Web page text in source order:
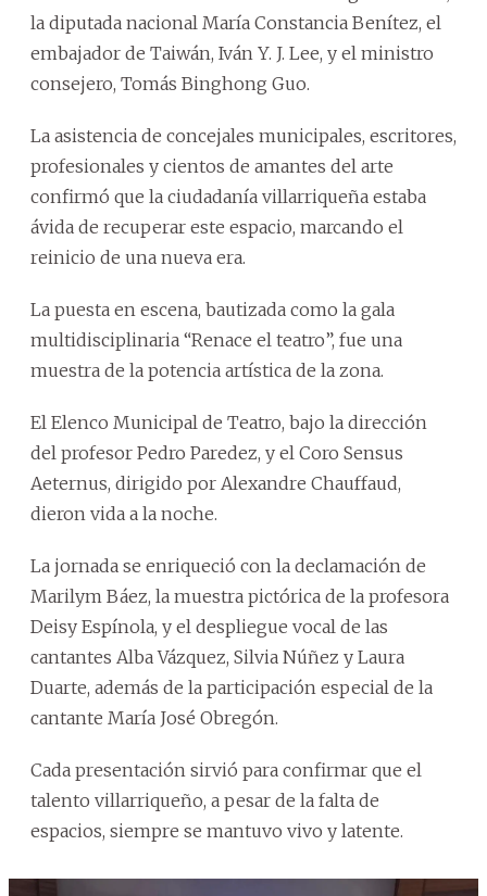
la diputada nacional María Constancia Benítez, el
embajador de Taiwán, Iván Y. J. Lee, y el ministro
consejero, Tomás Binghong Guo.
La asistencia de concejales municipales, escritores,
profesionales y cientos de amantes del arte
confirmó que la ciudadanía villarriqueña estaba
ávida de recuperar este espacio, marcando el
reinicio de una nueva era.
La puesta en escena, bautizada como la gala
multidisciplinaria “Renace el teatro”, fue una
muestra de la potencia artística de la zona.
El Elenco Municipal de Teatro, bajo la dirección
del profesor Pedro Paredez, y el Coro Sensus
Aeternus, dirigido por Alexandre Chauffaud,
dieron vida a la noche.
La jornada se enriqueció con la declamación de
Marilym Báez, la muestra pictórica de la profesora
Deisy Espínola, y el despliegue vocal de las
cantantes Alba Vázquez, Silvia Núñez y Laura
Duarte, además de la participación especial de la
cantante María José Obregón.
Cada presentación sirvió para confirmar que el
talento villarriqueño, a pesar de la falta de
espacios, siempre se mantuvo vivo y latente.